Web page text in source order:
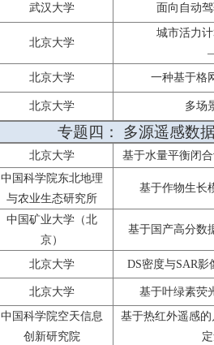
武汉大学 面向自动
北京大学
城市活力
北京大学 一种基于格
北京大学 多场
专题四 ： 多源遥感数
北京大学 基于水量平衡闭
中国科学院东北地理
与农业生态研究所
基于作物生长
中国矿业大学（北
京）
基于国产高分数
北京大学 DS密度与SAR影
北京大学 基于叶绿素荧
中国科学院空天信息
创新研究院
基于热红外遥感